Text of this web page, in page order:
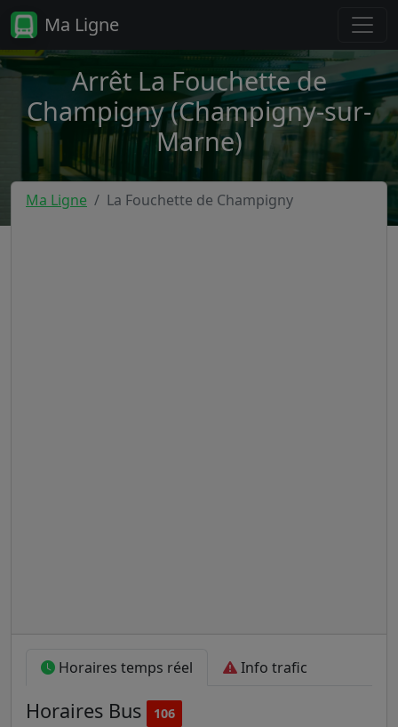
Ma Ligne
Arrêt La Fouchette de
Champigny (Champigny-sur-
Marne)
Ma Ligne La Fouchette de Champigny
Horaires temps réel Info trafic
Horaires Bus 106